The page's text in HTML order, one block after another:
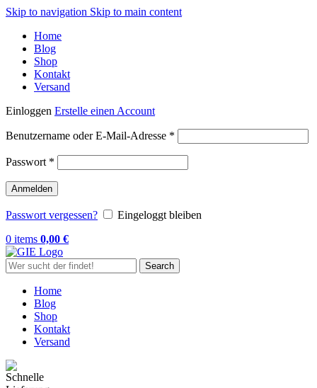
Skip to navigation Skip to main content
Home
Blog
Shop
Kontakt
Versand
Einloggen Erstelle einen Account
Benutzername oder E-Mail-Adresse *
Passwort *
Anmelden
Passwort vergessen?
Eingeloggt bleiben
0 items 0,00 €
Search
Home
Blog
Shop
Kontakt
Versand